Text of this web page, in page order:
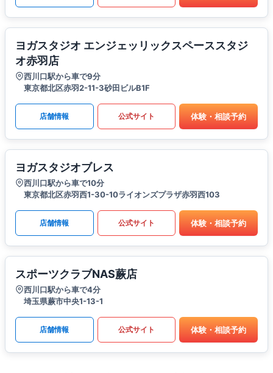
ヨガスタジオ エンジェッリックスペーススタジ
オ赤羽店
西川口駅から車で9分
東京都北区赤羽2-11-3砂田ビルB1F
店舗情報 公式サイト 体験・相談予約
ヨガスタジオブレス
西川口駅から車で10分
東京都北区赤羽西1-30-10ライオンズプラザ赤羽西103
店舗情報 公式サイト 体験・相談予約
スポーツクラブNAS蕨店
西川口駅から車で4分
埼玉県蕨市中央1-13-1
店舗情報 公式サイト 体験・相談予約